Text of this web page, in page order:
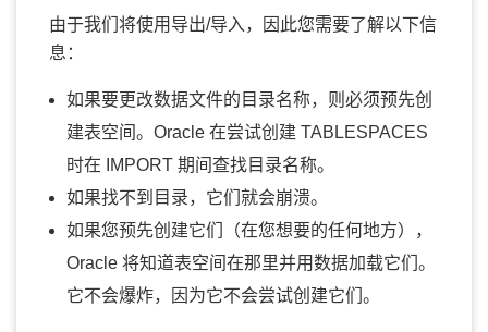
由于我们将使用导出/导入，因此您需要了解以下信
息：
如果要更改数据文件的目录名称，则必须预先创
建表空间。Oracle 在尝试创建 TABLESPACES
时在 IMPORT 期间查找目录名称。
如果找不到目录，它们就会崩溃。
如果您预先创建它们（在您想要的任何地方），
Oracle 将知道表空间在那里并用数据加载它们。
它不会爆炸，因为它不会尝试创建它们。